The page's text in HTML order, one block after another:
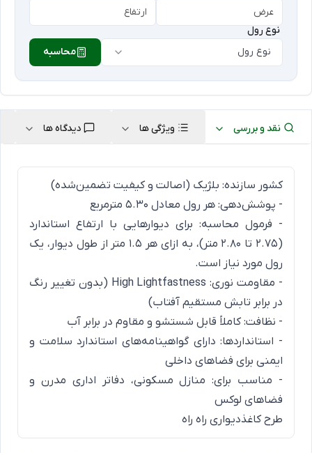
نوع رول
نوع رول
محاسبه
نقد و بررسی ویژگی ها دیدگاه ها
کشور سازنده: بلژیک (اصالت و کیفیت تضمین‌شده)
- پوشش‌دهی: هر رول معادل ۵.۳۰ مترمربع
- فرمول محاسبه: برای دیوارهایی با ارتفاع استاندارد
(۲.۷۵ تا ۲.۸۰ متر)، به ازای هر ۱.۵ متر از طول دیوار، یک
رول مورد نیاز است.
- مقاومت نوری: High Lightfastness (بدون تغییر رنگ
در برابر تابش مستقیم آفتاب)
- نظافت: کاملاً قابل شستشو و مقاوم در برابر آب
- استانداردها: دارای گواهینامه‌های استاندارد سلامت و
ایمنی برای فضاهای داخلی
- مناسب برای: منازل مسکونی، دفاتر اداری مدرن و
فضاهای لوکس
طرح کاغذدیواری راه راه